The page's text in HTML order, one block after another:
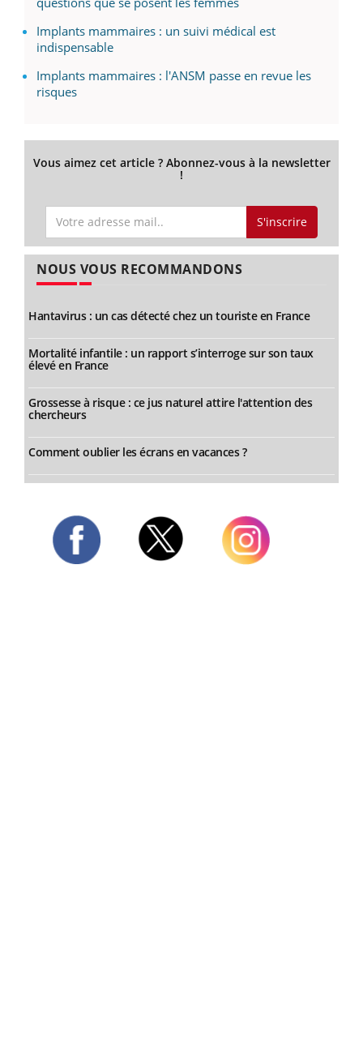
Implants mammaires : un suivi médical est
indispensable
Implants mammaires : l'ANSM passe en revue les
risques
Vous aimez cet article ? Abonnez-vous à la newsletter
!
S'inscrire
NOUS VOUS RECOMMANDONS
Hantavirus : un cas détecté chez un touriste en France
Mortalité infantile : un rapport s’interroge sur son taux
élevé en France
Grossesse à risque : ce jus naturel attire l'attention des
chercheurs
Comment oublier les écrans en vacances ?